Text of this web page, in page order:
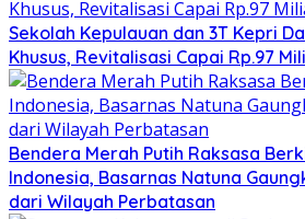
Sekolah Kepulauan dan 3T Kepri
Khusus, Revitalisasi Capai Rp.97
Bendera Merah Putih Raksasa
Indonesia, Basarnas Natuna
dari Wilayah Perbatasan